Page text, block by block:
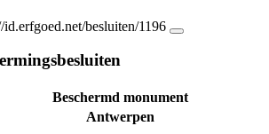
id.erfgoed.net/besluiten/1196
Beschermd monument
Antwerpen